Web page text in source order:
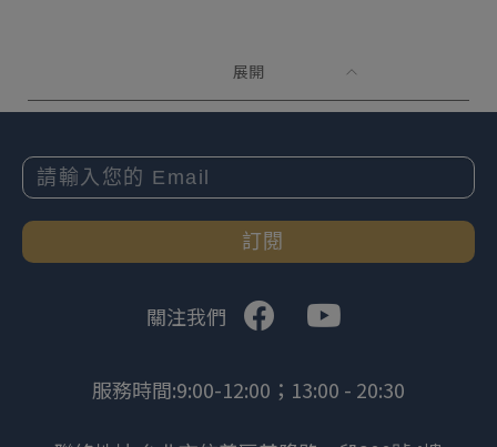
展開
關注我們
訂閱
服務時間:9:00-12:00；13:00 - 20:30